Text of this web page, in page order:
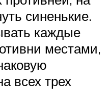
синенькие.
каждые
местами,
всех трех